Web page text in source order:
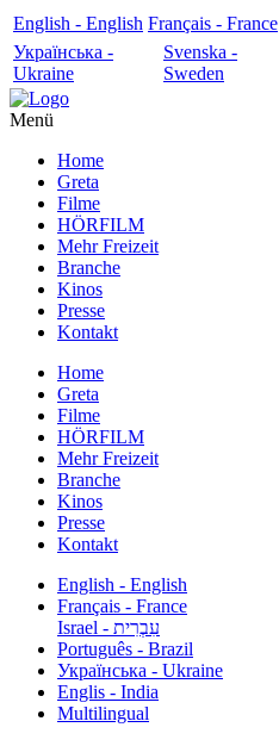
English - English Français - France
Українська -
Ukraine
Svenska -
Sweden
Menü
Home
Greta
Filme
HÖRFILM
Mehr Freizeit
Branche
Kinos
Presse
Kontakt
Home
Greta
Filme
HÖRFILM
Mehr Freizeit
Branche
Kinos
Presse
Kontakt
English - English
Français - France
עִבְרִית - Israel
Português - Brazil
Українська - Ukraine
Englis - India
Multilingual